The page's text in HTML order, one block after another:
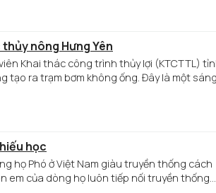
Dạ
Trạch
với 11
nông Hưng Yên
Khai thác công trình thủy lợi (KTCTTL)
tạo ra trạm bơm không ống. Đây là một sáng
thấp, và chưa có tiền lệ trong ngành thủy
học
họ Phó ở Việt Nam giàu truyền thống cách
em của dòng họ luôn tiếp nối truyền thống